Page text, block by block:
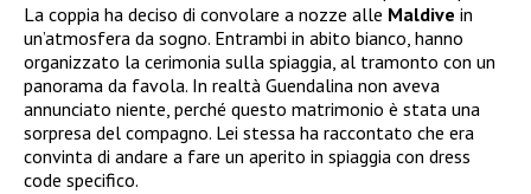
La coppia ha deciso di convolare a nozze alle Maldive in
un’atmosfera da sogno. Entrambi in abito bianco, hanno
organizzato la cerimonia sulla spiaggia, al tramonto con un
panorama da favola. In realtà Guendalina non aveva
annunciato niente, perché questo matrimonio è stata una
sorpresa del compagno. Lei stessa ha raccontato che era
convinta di andare a fare un aperito in spiaggia con dress
code specifico.